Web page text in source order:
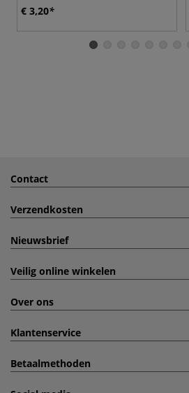
€ 3,20
Contact
Verzendkosten
Nieuwsbrief
Veilig online winkelen
Over ons
Klantenservice
Betaalmethoden